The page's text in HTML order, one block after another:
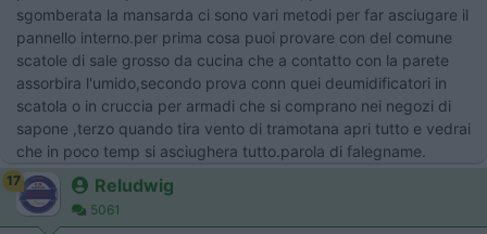
sgomberata la mansarda ci sono vari metodi per far asciugare il
pannello interno.per prima cosa puoi provare con del comune
scatole di sale grosso da cucina che a contatto con la parete
assorbira l'umido,secondo prova conn quei deumidificatori in
scatola o in cruccia per armadi che si comprano nei negozi di
sapone ,terzo quando tira vento di tramotana apri tutto e vedrai
che in poco temp si asciughera tutto.parola di falegname.
17 Reludwig
5061